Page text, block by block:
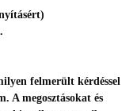
felmerült kérdéssel
A megosztásokat és